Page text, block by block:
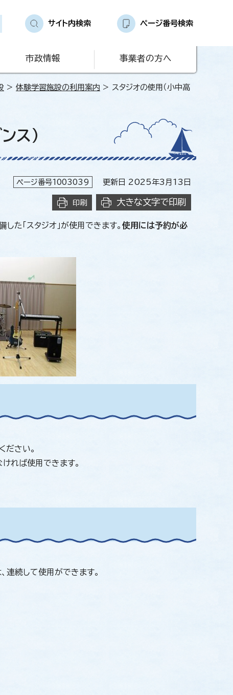
サイト内検索 ページ番号検索
市政情報 事業者の方へ
> 体験学習施設の利用案内 > スタジオの使用（小中高
ス）
ページ番号1003039 更新日 2025年3月13日
印刷 大きな文字で印刷
た「スタジオ」が使用できます。 使用には予約が必
ださい。
れば使用できます。
連続して使用ができます。